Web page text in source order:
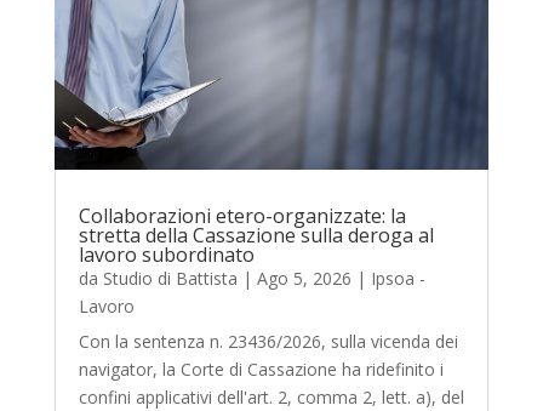
Collaborazioni etero-organizzate: la
stretta della Cassazione sulla deroga al
lavoro subordinato
da Studio di Battista | Ago 5, 2026 | Ipsoa -
Lavoro
Con la sentenza n. 23436/2026, sulla vicenda dei
navigator, la Corte di Cassazione ha ridefinito i
confini applicativi dell'art. 2, comma 2, lett. a), del